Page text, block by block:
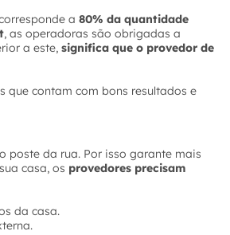
a 80% da quantidade
, as operadoras são obrigadas a
a este, significa que o provedor de
que contam com bons resultados e
poste da rua. Por isso garante mais
casa, os provedores precisam
da casa.